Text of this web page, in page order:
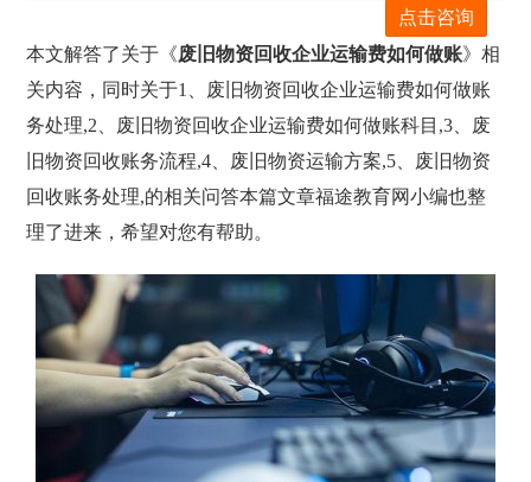
点击咨询
本文解答了关于《废旧物资回收企业运输费如何做账》相
关内容，同时关于1、废旧物资回收企业运输费如何做账
务处理,2、废旧物资回收企业运输费如何做账科目,3、废
旧物资回收账务流程,4、废旧物资运输方案,5、废旧物资
回收账务处理,的相关问答本篇文章福途教育网小编也整
理了进来，希望对您有帮助。